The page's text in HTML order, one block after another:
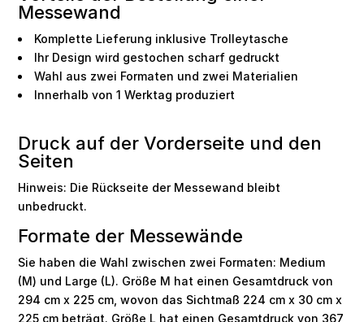
Messewand
Komplette Lieferung inklusive Trolleytasche
Ihr Design wird gestochen scharf gedruckt
Wahl aus zwei Formaten und zwei Materialien
Innerhalb von 1 Werktag produziert
Druck auf der Vorderseite und den
Seiten
Hinweis: Die Rückseite der Messewand bleibt
unbedruckt.
Formate der Messewände
Sie haben die Wahl zwischen zwei Formaten: Medium
(M) und Large (L). Größe M hat einen Gesamtdruck von
294 cm x 225 cm, wovon das Sichtmaß 224 cm x 30 cm x
225 cm beträgt. Größe L hat einen Gesamtdruck von 367